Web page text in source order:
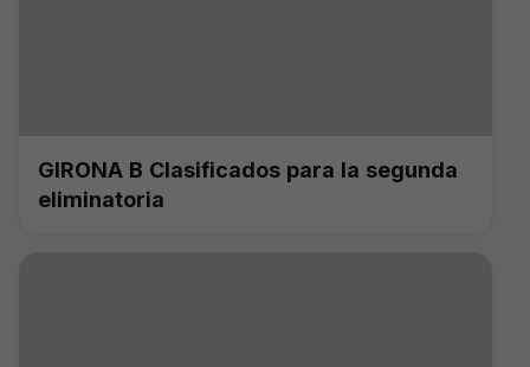
GIRONA B Clasificados para la segunda
eliminatoria